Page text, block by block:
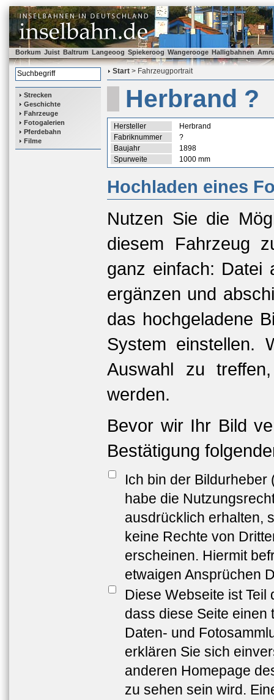
Borkum Juist Baltrum Langeoog Spiekeroog Wangerooge Halligbahnen
Strecken
Geschichte
Fahrzeuge
Fotogalerien
Pferdebahn
Filme
Start > Fahrzeugportrait
Herbrand ?
Hersteller
Herbrand
Fabriknummer
?
Baujahr
1898
Spurweite
1000 mm
Hochladen eines
Nutzen Sie die
diesem Fahrzeug
ganz einfach: Datei
ergänzen und
das hochgeladene
System einstellen.
Auswahl zu
werden.
Bevor wir Ihr Bild
Bestätigung
Ich bin der
habe die
ausdrücklich erhalten,
keine Rechte von
erscheinen. Hiermit
etwaigen Ansprüchen
Diese Webseite ist Teil
dass diese Seite einen
Daten- und
erklären Sie sich
anderen Homepage
zu sehen sein wird.